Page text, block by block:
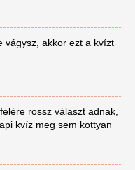
vágysz, akkor ezt a kvízt
rossz választ adnak,
kvíz meg sem kottyan